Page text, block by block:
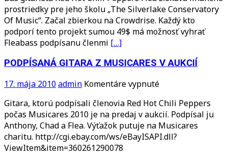
KAPELOU
prostriedky pre jeho školu „The Silverlake Conservatory
Of Music“. Začal zbierkou na Crowdrise. Každý kto
podporí tento projekt sumou 49$ má možnosť vyhrať
Fleabass podpísanu členmi […]
PODPÍSANÁ GITARA Z MUSICARES V AUKCIÍ
17. mája 2010admin Komentáre vypnuténa
GITARA
Z
MUSICARES
V
Gitara, ktorú podpísali členovia Red Hot Chili Peppers
počas Musicares 2010 je na predaj v aukcií. Podpísal ju
Anthony, Chad a Flea. Výťažok putuje na Musicares
charitu. http://cgi.ebay.com/ws/eBayISAPI.dll?
ViewItem&item=360261290078